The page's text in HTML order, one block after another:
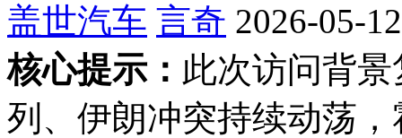
盖世汽车 言奇 2026-05-
核心提示： 此次访问背
列、伊朗冲突持续动荡